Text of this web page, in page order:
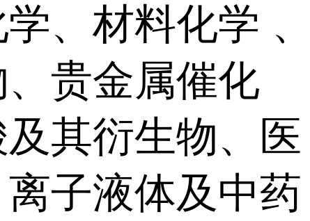
、材料化学 、
贵金属催化
其衍生物、医
子液体及中药